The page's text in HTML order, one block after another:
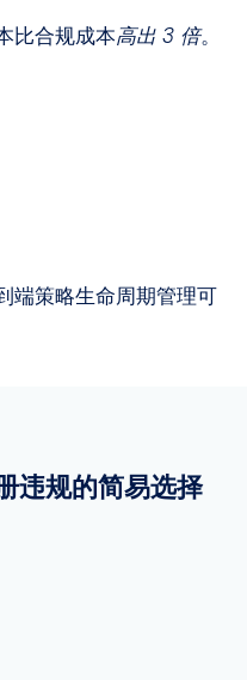
比合规成本高出 3 倍。
端策略生命周期管理可
违规的简易选择